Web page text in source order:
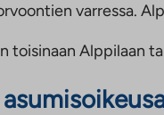
varressa.
toisinaan Alppilaan